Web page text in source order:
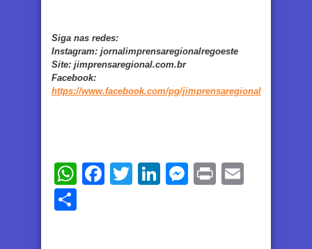
Siga nas redes:
Instagram: jornalimprensaregionalregoeste
Site: jimprensaregional.com.br
Facebook:
https://www.facebook.com/pg/jimprensaregional
WhatsApp
Facebook
TwitterLinkedIn
Messenger
Print